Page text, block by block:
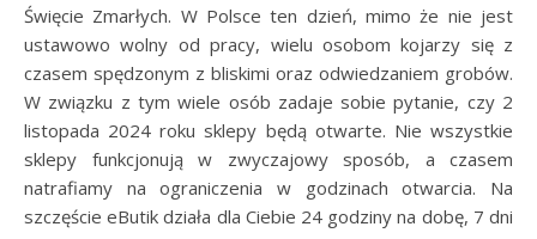
Święcie Zmarłych. W Polsce ten dzień, mimo że nie jest
ustawowo wolny od pracy, wielu osobom kojarzy się z
czasem spędzonym z bliskimi oraz odwiedzaniem grobów.
W związku z tym wiele osób zadaje sobie pytanie, czy 2
listopada 2024 roku sklepy będą otwarte. Nie wszystkie
sklepy funkcjonują w zwyczajowy sposób, a czasem
natrafiamy na ograniczenia w godzinach otwarcia. Na
szczęście eButik działa dla Ciebie 24 godziny na dobę, 7 dni